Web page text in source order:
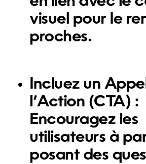
visuel pour le
proches.
Incluez un
l’Action (CTA) :
Encouragez les
utilisateurs à
posant des